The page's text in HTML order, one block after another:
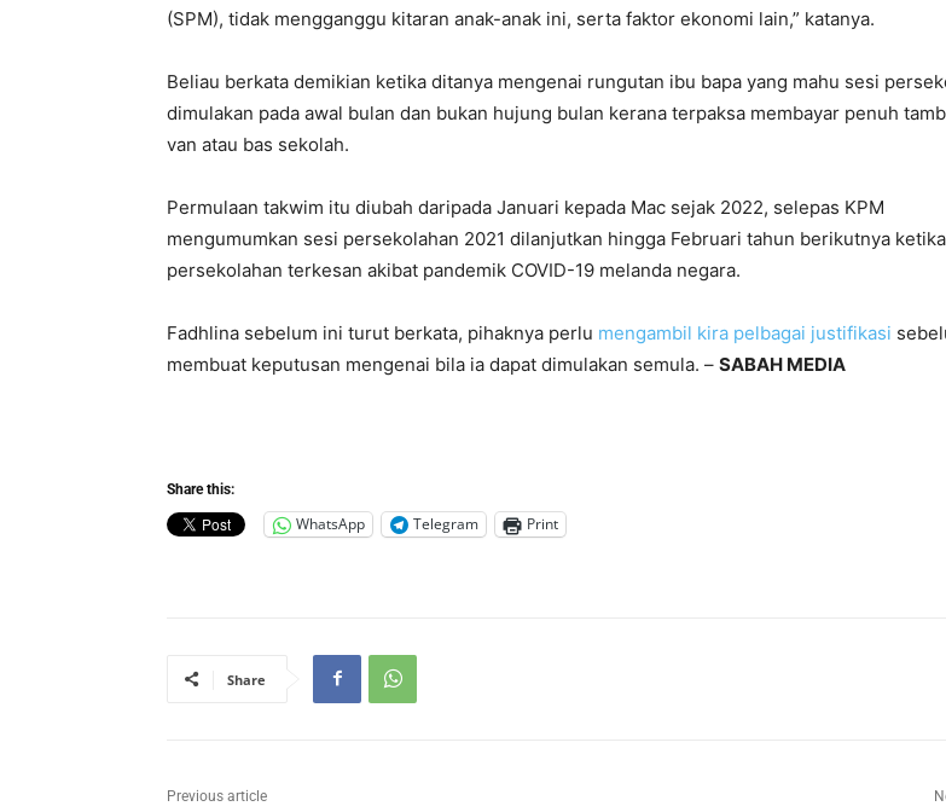
(SPM), tidak mengganggu kitaran anak-anak ini, serta faktor ekonomi lain,” katanya.
Beliau berkata demikian ketika ditanya mengenai rungutan ibu bapa yang mahu sesi
dimulakan pada awal bulan dan bukan hujung bulan kerana terpaksa membayar penuh
van atau bas sekolah.
Permulaan takwim itu diubah daripada Januari kepada Mac sejak 2022, selepas KPM
mengumumkan sesi persekolahan 2021 dilanjutkan hingga Februari tahun berikutnya
persekolahan terkesan akibat pandemik COVID-19 melanda negara.
Fadhlina sebelum ini turut berkata, pihaknya perlu mengambil kira pelbagai justifikasi
membuat keputusan mengenai bila ia dapat dimulakan semula. – SABAH MEDIA
Share this:
WhatsApp Telegram Print
Share
Previous article